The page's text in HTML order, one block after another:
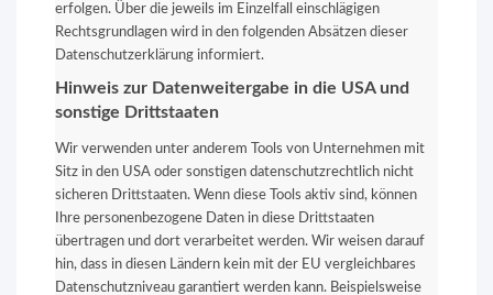
erfolgen. Über die jeweils im Einzelfall einschlägigen
Rechtsgrundlagen wird in den folgenden Absätzen dieser
Datenschutzerklärung informiert.
Hinweis zur Datenweitergabe in die USA und
sonstige Drittstaaten
Wir verwenden unter anderem Tools von Unternehmen mit
Sitz in den USA oder sonstigen datenschutzrechtlich nicht
sicheren Drittstaaten. Wenn diese Tools aktiv sind, können
Ihre personenbezogene Daten in diese Drittstaaten
übertragen und dort verarbeitet werden. Wir weisen darauf
hin, dass in diesen Ländern kein mit der EU vergleichbares
Datenschutzniveau garantiert werden kann. Beispielsweise